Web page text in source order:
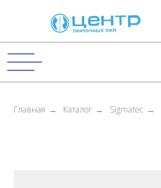
Главная → Каталог → Sigmatec →